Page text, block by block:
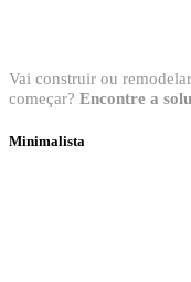
Vai construir ou
começar? Encontre a
Minimalista